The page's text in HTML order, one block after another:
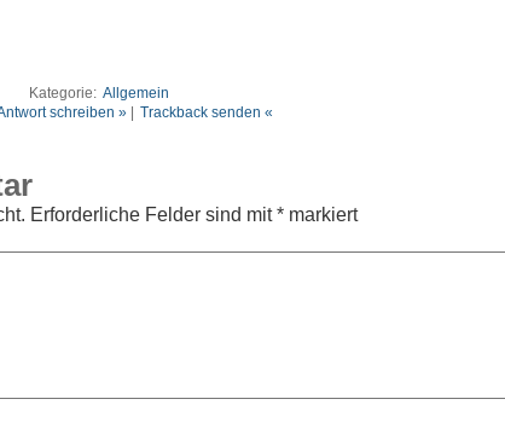
Kategorie: Allgemein
schreiben »| Trackback senden «
Erforderliche Felder sind mit* markiert